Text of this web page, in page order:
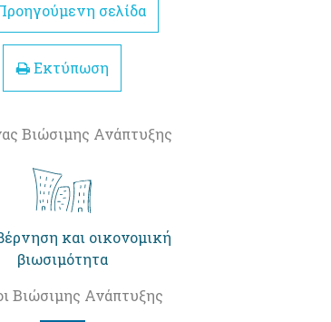
σελίδα
Εκτύπωση
Βιώσιμης Ανάπτυξης
και οικονομική
βιωσιμότητα
Βιώσιμης Ανάπτυξης